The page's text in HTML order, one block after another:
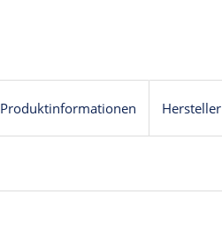
Produktinformationen Hersteller